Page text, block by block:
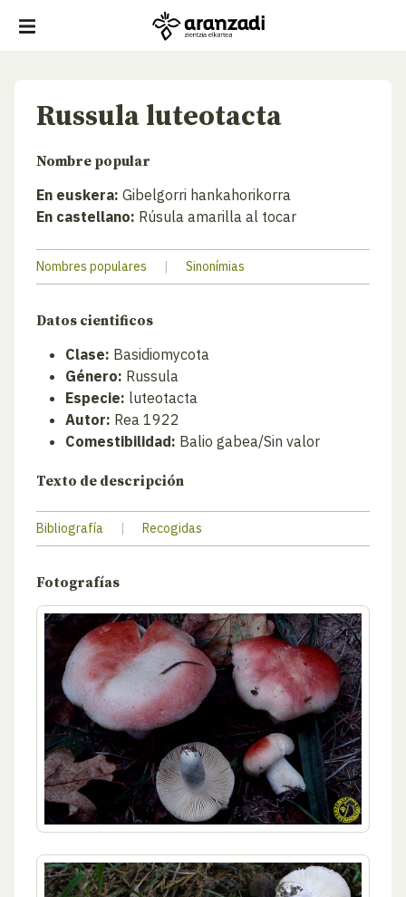
Russula luteotacta
Nombre popular
En euskera: Gibelgorri hankahorikorra
En castellano: Rúsula amarilla al tocar
Nombres populares | Sinonímias
Datos cientificos
Clase: Basidiomycota
Género: Russula
Especie: luteotacta
Autor: Rea 1922
Comestibilidad: Balio gabea/Sin valor
Texto de descripción
Bibliografía | Recogidas
Fotografías